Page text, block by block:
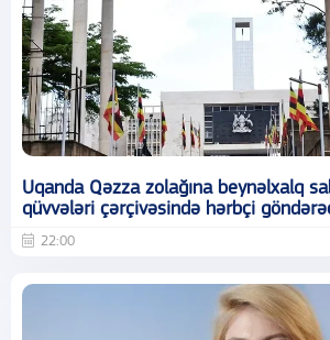
Uqanda Qəzza zolağına beynəlxalq
qüvvələri çərçivəsində hərbçi
22:00